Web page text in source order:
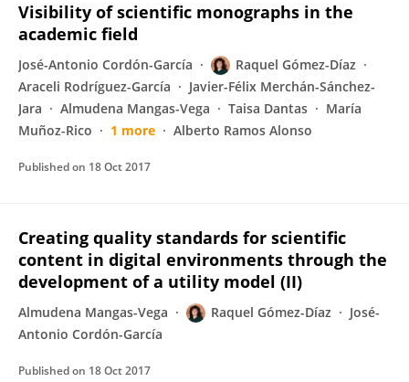
Visibility of scientific monographs in the
academic field
José-Antonio Cordón-García
Raquel Gómez-Díaz
Araceli Rodríguez-García
Javier-Félix Merchán-Sánchez-
Jara
Almudena Mangas-Vega Taisa Dantas
María
Muñoz-Rico
1 more Alberto Ramos Alonso
Published on 18 Oct 2017
Creating quality standards for scientific
content in digital environments through the
development of a utility model (II)
Almudena Mangas-Vega Raquel Gómez-Díaz
José-
Antonio Cordón-García
Published on 18 Oct 2017